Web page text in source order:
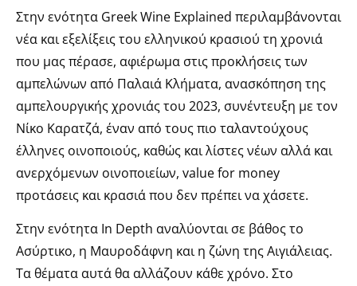
Στην ενότητα Greek Wine Explained περιλαμβάνονται
νέα και εξελίξεις του ελληνικού κρασιού τη χρονιά
που μας πέρασε, αφιέρωμα στις προκλήσεις των
αμπελώνων από Παλαιά Κλήματα, ανασκόπηση της
αμπελουργικής χρονιάς του 2023, συνέντευξη με τον
Νίκο Καρατζά, έναν από τους πιο ταλαντούχους
έλληνες οινοποιούς, καθώς και λίστες νέων αλλά και
ανερχόμενων οινοποιείων, value for money
προτάσεις και κρασιά που δεν πρέπει να χάσετε.
Στην ενότητα In Depth αναλύονται σε βάθος το
Ασύρτικο, η Μαυροδάφνη και η ζώνη της Αιγιάλειας.
Τα θέματα αυτά θα αλλάζουν κάθε χρόνο. Στο